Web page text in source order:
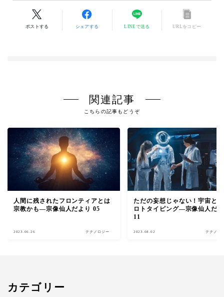
ポストする シェアする LINEで送る URLをコピー
関連記事
こちらの記事もどうぞ
人間に残されたフロンティアとは
宗教かも―宗像仙人だより 05
2023.06.26 テクノロジー
ただの妄想じゃない！宇宙と
ロトタイピング―宗像仙人だ
11
2023.08.02 テクノロ
カテゴリー